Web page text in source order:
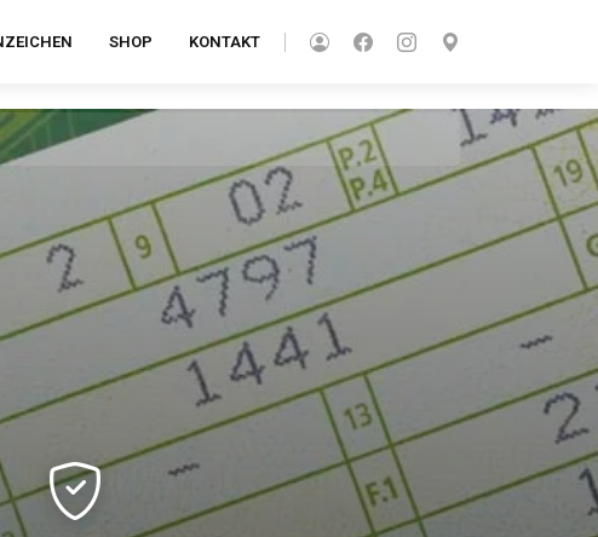
SHOP KONTAKT